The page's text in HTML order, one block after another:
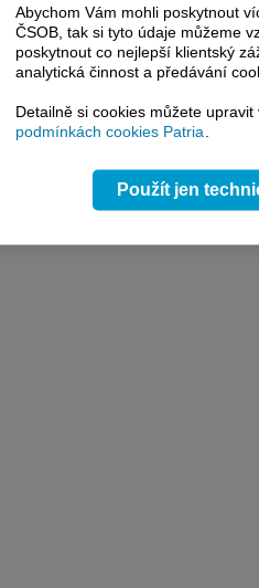
0,00
0,00
Abychom Vám mohli poskytnout
ČSOB, tak si tyto údaje můžeme
poskytnout co nejlepší klientský
analytická činnost a předávání
Detailně si cookies můžete
podmínkách cookies Patria
Použít jen